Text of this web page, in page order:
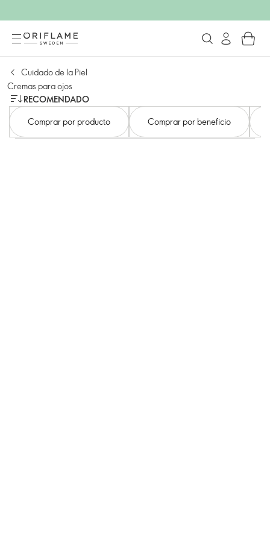
Cuidado de la Piel
Cremas para ojos
RECOMENDADO
Comprar por producto
Comprar por beneficio